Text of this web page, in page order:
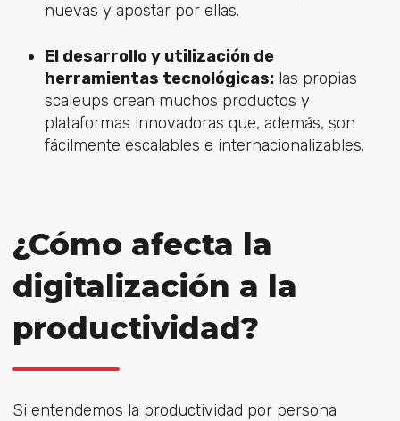
nuevas y apostar por ellas.
El desarrollo y utilización de
herramientas tecnológicas:las propias
scaleups crean muchos productos y
plataformas innovadoras que, además, son
fácilmente escalables e internacionalizables.
¿Cómo afecta la
digitalización a la
productividad?
Si entendemos la productividad por persona